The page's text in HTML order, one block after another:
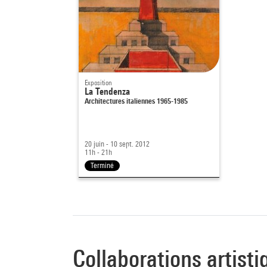
Exposition
La Tendenza
Architectures italiennes 1965-1985
20 juin - 10 sept. 2012
11h - 21h
Terminé
Collaborations